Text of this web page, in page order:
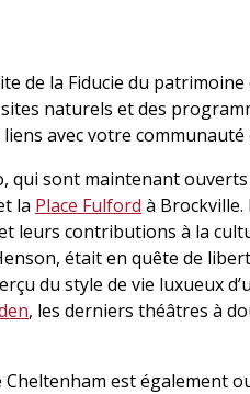
de la Fiducie du
naturels et des
avec votre
qui sont maintenant
la Place Fulford à Brockville.
leurs contributions à la
était en quête de
du style de vie luxueux
, les derniers théâtres à
est également